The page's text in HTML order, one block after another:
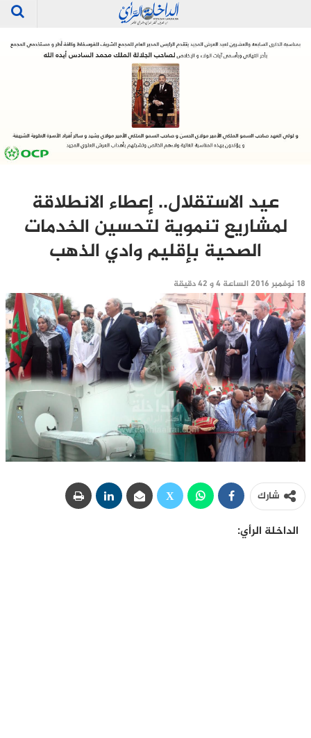
عيد الاستقلال.. إعطاء الانطلاقة
لمشاريع تنموية لتحسين الخدمات
الصحية بإقليم وادي الذهب
18 نوفمبر 2016 الساعة 4 و 42 دقيقة
شارك
الداخلة الرأي: